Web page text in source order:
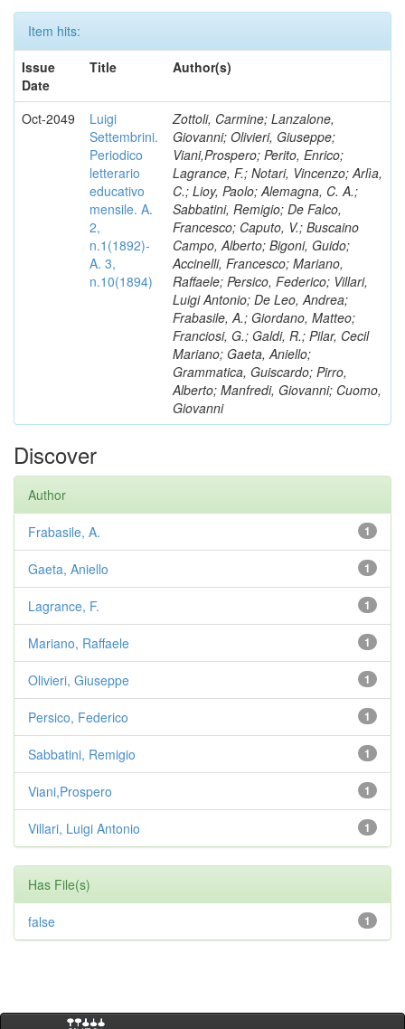
Item hits:
Issue
Date
Title Author(s)
Oct-2049
Luigi
Settembrini.
Periodico
letterario
educativo
mensile. A.
2,
n.1(1892)-
A. 3,
n.10(1894)
Zottoli, Carmine; Lanzalone,
Giovanni; Olivieri, Giuseppe;
Viani,Prospero; Perito, Enrico;
Lagrance, F.; Notari, Vincenzo; Arlìa,
C.; Lioy, Paolo; Alemagna, C. A.;
Sabbatini, Remigio; De Falco,
Francesco; Caputo, V.; Buscaino
Campo, Alberto; Bigoni, Guido;
Accinelli, Francesco; Mariano,
Raffaele; Persico, Federico; Villari,
Luigi Antonio; De Leo, Andrea;
Frabasile, A.; Giordano, Matteo;
Franciosi, G.; Galdi, R.; Pilar, Cecil
Mariano; Gaeta, Aniello;
Grammatica, Guiscardo; Pirro,
Alberto; Manfredi, Giovanni; Cuomo,
Giovanni
Discover
Author
1
Frabasile, A.
1
Gaeta, Aniello
1
Lagrance, F.
1
Mariano, Raffaele
1
Olivieri, Giuseppe
1
Persico, Federico
1
Sabbatini, Remigio
1
Viani,Prospero
1
Villari, Luigi Antonio
Has File(s)
1
false